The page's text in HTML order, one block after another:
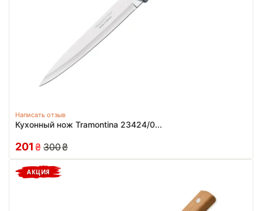
Написать отзыв
Кухонный нож Tramontina 23424/0...
201 ₴ 300₴
АКЦИЯ